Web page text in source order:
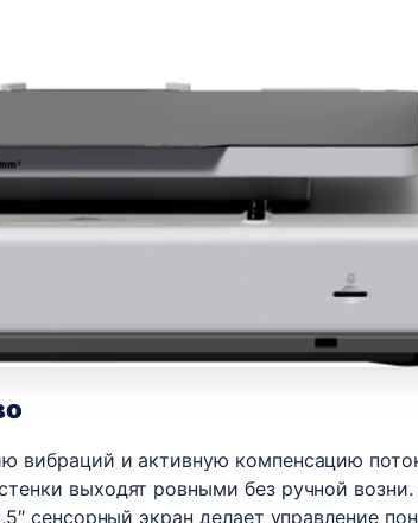
вибраций и активную компенсацию
выходят ровными без ручной
сенсорный экран делает управление